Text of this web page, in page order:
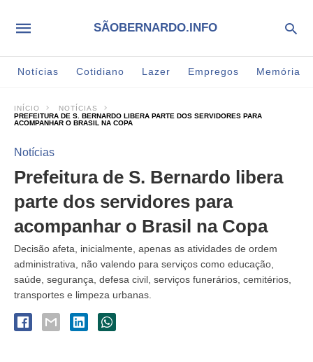
SÃOBERNARDO.INFO
Notícias Cotidiano Lazer Empregos Memória
INÍCIO
NOTÍCIAS
PREFEITURA DE S. BERNARDO LIBERA PARTE DOS SERVIDORES PARA
ACOMPANHAR O BRASIL NA COPA
Notícias
Prefeitura de S. Bernardo libera
parte dos servidores para
acompanhar o Brasil na Copa
Decisão afeta, inicialmente, apenas as atividades de ordem
administrativa, não valendo para serviços como educação,
saúde, segurança, defesa civil, serviços funerários, cemitérios,
transportes e limpeza urbanas.